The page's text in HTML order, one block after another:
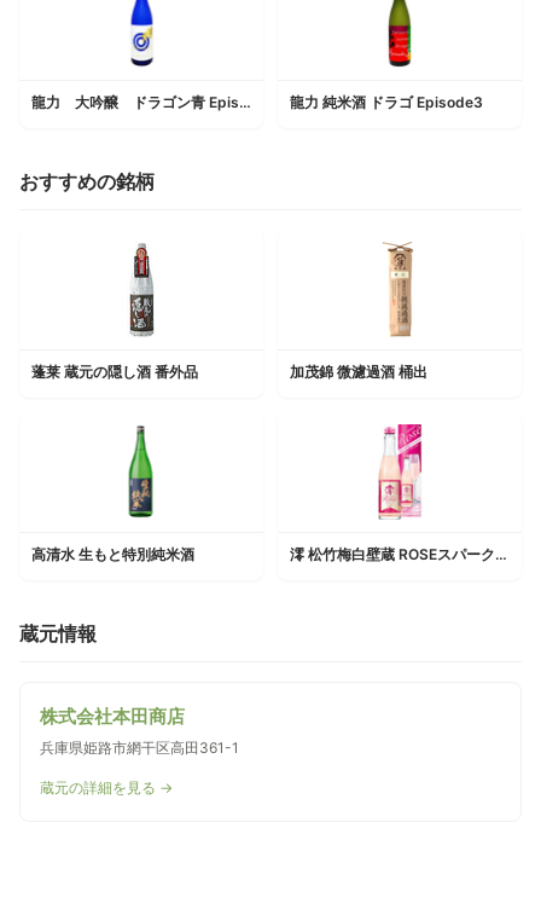
龍力 大吟醸 ドラゴン青 Episode１ 龍力 純米酒 ドラゴ Episode3
おすすめの銘柄
蓬莱 蔵元の隠し酒 番外品 加茂錦 微濾過酒 桶出
高清水 生もと特別純米酒 澪 松竹梅白壁蔵 ROSEスパークリング清酒
蔵元情報
株式会社本田商店
兵庫県姫路市網干区高田361-1
蔵元の詳細を見る →